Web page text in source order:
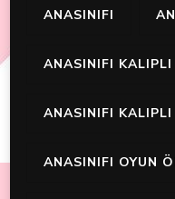
ANASINIFI
ANASINIFI
ANASINIFI
ANASINIFI OYUN